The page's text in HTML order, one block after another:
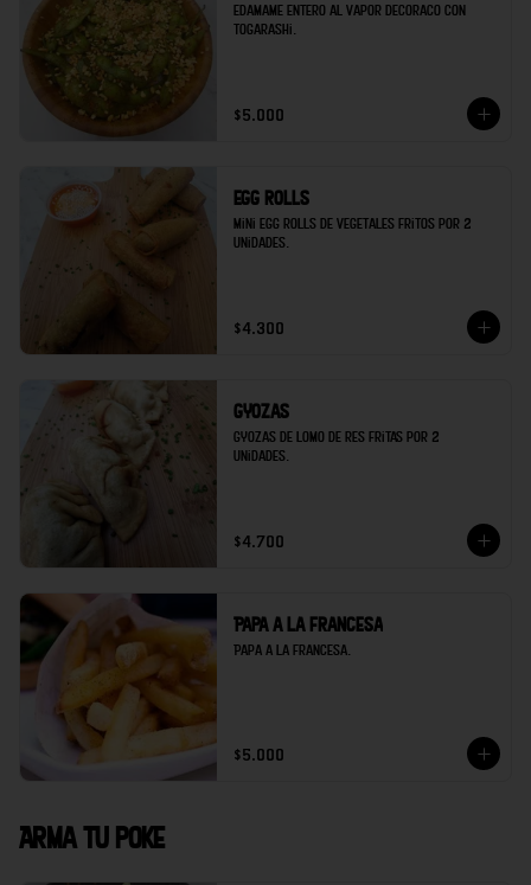
Edamame entero al vapor decoraco con
togarashi.
$5.000
Egg rolls
Mini egg rolls de vegetales fritos por 2
unidades.
$4.300
Gyozas
Gyozas de lomo de res fritas por 2
unidades.
$4.700
Papa a la francesa
Papa a la francesa.
$5.000
Arma tu poke